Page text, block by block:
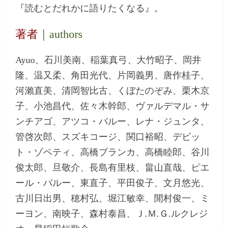
『読むとだれかに語りたくなる』。
著者 ｜authors
Ayuo、石川美南、稲葉真弓、大竹昭子、岡井
隆、温又柔、角田光代、片岡義男、唐作桂子、
河瀨直美、清岡智比古、くぼたのぞみ、栗木京
子、小池昌代、佐々木幹郎、ヴァルデマル・サ
ンチアゴ、アツコ・バルー、レナ・ジュンタ、
管啓次郎、スズキコージ、関口裕昭、デビッ
ト・ゾペティ、高橋ブランカ、高橋睦郎、谷川
俊太郎、旦敬介、長島有里枝、畠山直哉、ピエ
ール・バルー、東直子、平田俊子、文月悠光、
古川日出男、穂村弘、堀江敏幸、閒村俊一、ミ
ーヨン、南映子、森村泰昌、Ｊ.Ｍ.Ｇ.ルクレジ